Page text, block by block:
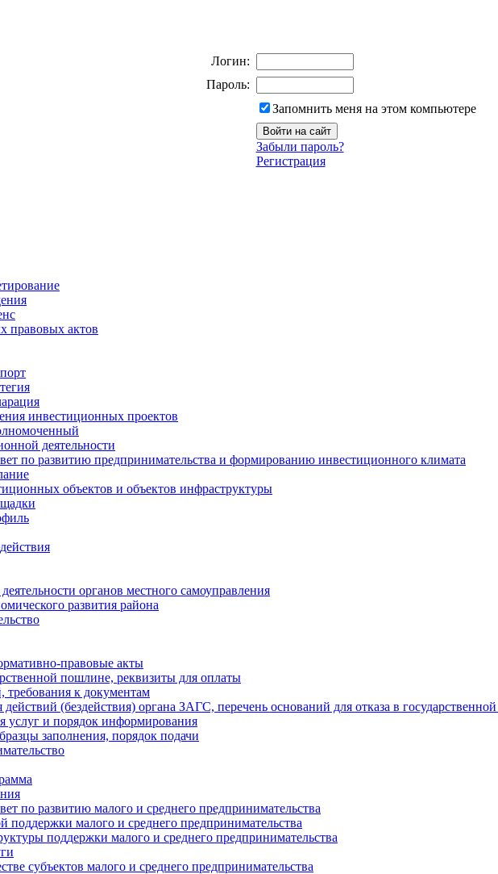
Логин:
Пароль:
Запомнить меня на этом компьютере
Забыли пароль?
Регистрация
правовых актов
инвестиционных проектов
деятельности
по развитию предпринимательства и формированию инвестиционного климата
объектов и объектов инфраструктуры
органов местного самоуправления
развития района
правовые акты
пошлине, реквизиты для оплаты
требования к документам
(бездействия) органа ЗАГС, перечень оснований для отказа в
услуг и порядок информирования
заполнения, порядок подачи
по развитию малого и среднего предпринимательства
поддержки малого и среднего предпринимательства
поддержки малого и среднего предпринимательства
субъектов малого и среднего предпринимательства